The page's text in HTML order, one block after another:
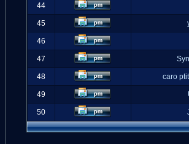
44
45
46
47
48 caro
49
50